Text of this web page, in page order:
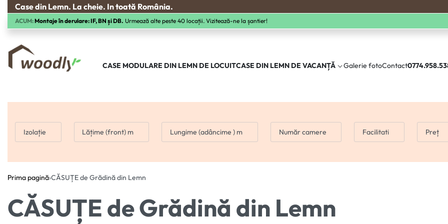
Case din Lemn. La cheie. In toată România.
ACUM:Montaje în derulare: IF, BN și DB. Urmează alte peste 40 locații. Vizitează-ne la șantier!
CASE MODULARE DIN LEMN DE LOCUITCASE DIN LEMN DE VACANȚĂ Galerie fotoContact
Izolație Lățime (front) m Lungime (adâncime ) m Număr camere Facilitati Preț
Prima pagină›CĂSUȚE de Grădină din Lemn
CĂSUȚE de Grădină din Lemn